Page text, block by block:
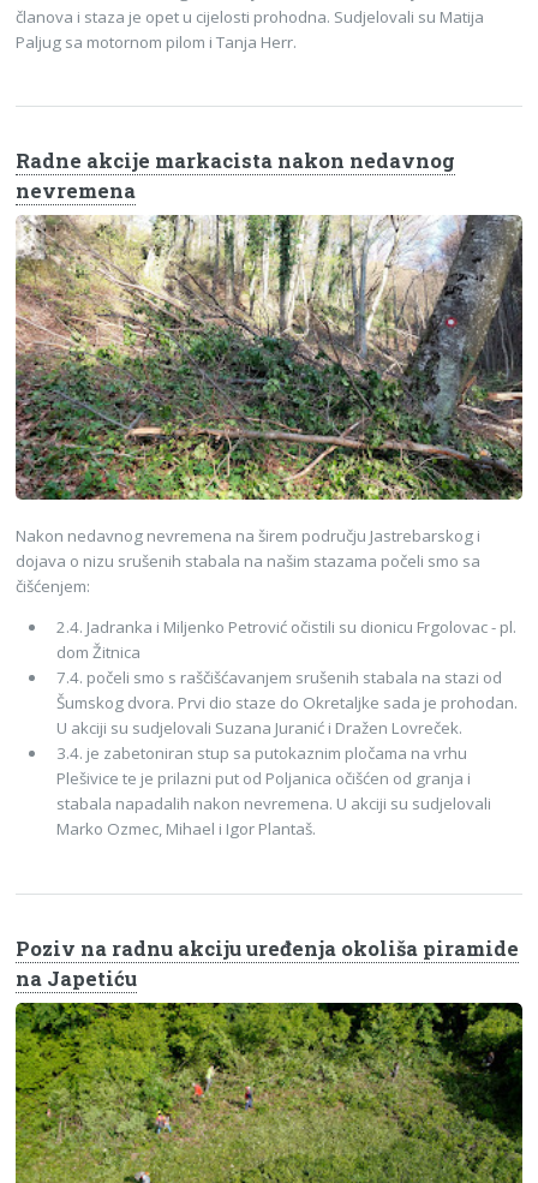
članova i staza je opet u cijelosti prohodna. Sudjelovali su Matija
Paljug sa motornom pilom i Tanja Herr.
Radne akcije markacista nakon nedavnog
nevremena
Nakon nedavnog nevremena na širem području Jastrebarskog i
dojava o nizu srušenih stabala na našim stazama počeli smo sa
čišćenjem:
2.4. Jadranka i Miljenko Petrović očistili su dionicu Frgolovac - pl.
dom Žitnica
7.4. počeli smo s raščišćavanjem srušenih stabala na stazi od
Šumskog dvora. Prvi dio staze do Okretaljke sada je prohodan.
U akciji su sudjelovali Suzana Juranić i Dražen Lovreček.
3.4. je zabetoniran stup sa putokaznim pločama na vrhu
Plešivice te je prilazni put od Poljanica očišćen od granja i
stabala napadalih nakon nevremena. U akciji su sudjelovali
Marko Ozmec, Mihael i Igor Plantaš.
Poziv na radnu akciju uređenja okoliša piramide
na Japetiću